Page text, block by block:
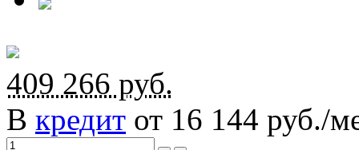
409 266 руб.
В кредит от 16 144 руб./